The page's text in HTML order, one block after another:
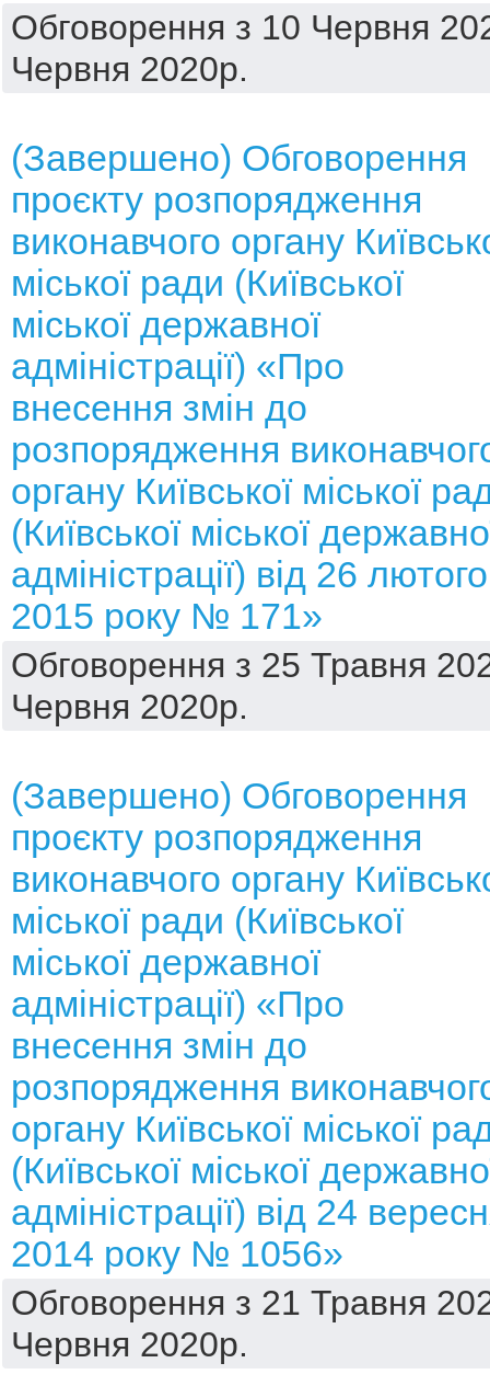
Обговорення з 10 Червня
Червня 2020р.
(Завершено) Обговорення
проєкту розпорядження
виконавчого органу
міської ради (Київської
міської державної
адміністрації) «Про
внесення змін до
розпорядження
органу Київської міської
(Київської міської
адміністрації) від 26 лютого
2015 року № 171»
Обговорення з 25 Травня
Червня 2020р.
(Завершено) Обговорення
проєкту розпорядження
виконавчого органу
міської ради (Київської
міської державної
адміністрації) «Про
внесення змін до
розпорядження
органу Київської міської
(Київської міської
адміністрації) від 24
2014 року № 1056»
Обговорення з 21 Травня
Червня 2020р.